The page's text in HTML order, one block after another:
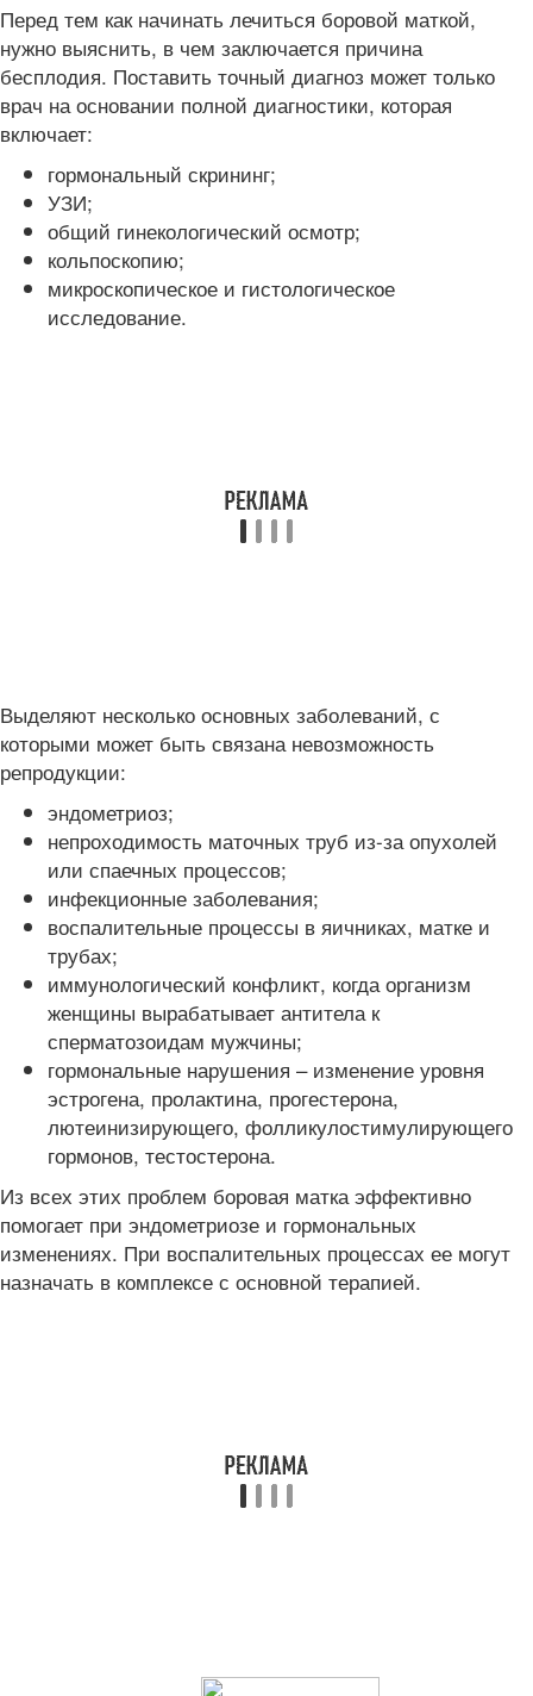
Перед тем как начинать лечиться боровой маткой,
нужно выяснить, в чем заключается причина
бесплодия. Поставить точный диагноз может только
врач на основании полной диагностики, которая
включает:
гормональный скрининг;
УЗИ;
общий гинекологический осмотр;
кольпоскопию;
микроскопическое и гистологическое
исследование.
Выделяют несколько основных заболеваний, с
которыми может быть связана невозможность
репродукции:
эндометриоз;
непроходимость маточных труб из-за опухолей
или спаечных процессов;
инфекционные заболевания;
воспалительные процессы в яичниках, матке и
трубах;
иммунологический конфликт, когда организм
женщины вырабатывает антитела к
сперматозоидам мужчины;
гормональные нарушения – изменение уровня
эстрогена, пролактина, прогестерона,
лютеинизирующего, фолликулостимулирующего
гормонов, тестостерона.
Из всех этих проблем боровая матка эффективно
помогает при эндометриозе и гормональных
изменениях. При воспалительных процессах ее могут
назначать в комплексе с основной терапией.